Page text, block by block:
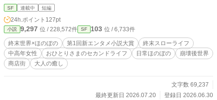
SF 連載中 短編
24h.ポイント 127pt
小説 9,297 位 / 228,572件 SF 103 位 / 6,733件
終末世界×ほのぼの 第1回新エンタメ小説大賞
終末スローライフ
中高年女性
おひとりさまのセカンドライフ 日常ほのぼの
崩壊後世界
商店街
大人の癒し
文字数 69,237
最終更新日 2026.07.20
登録日 2026.06.30